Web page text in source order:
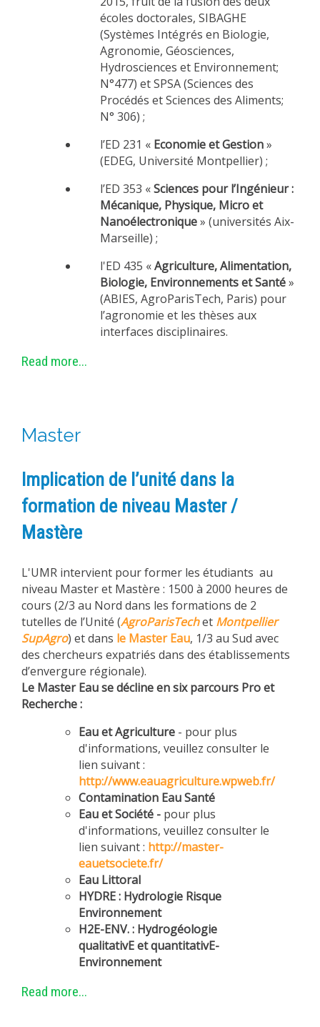
écoles doctorales, SIBAGHE
(Systèmes Intégrés en Biologie,
Agronomie, Géosciences,
Hydrosciences et Environnement;
N°477) et SPSA (Sciences des
Procédés et Sciences des Aliments;
N° 306) ;
l’ED 231 « Economie et Gestion»
(EDEG, Université Montpellier) ;
l’ED 353 «Sciences pour l’Ingénieur :
Mécanique, Physique, Micro et
Nanoélectronique» (universités Aix-
Marseille) ;
l'ED 435 «Agriculture, Alimentation,
Biologie, Environnements et Santé»
(ABIES, AgroParisTech, Paris) pour
l’agronomie et les thèses aux
interfaces disciplinaires.
Read more...
Master
Implication de l’unité dans la
formation de niveau Master /
Mastère
L'UMR intervient pour former les étudiants au
niveau Master et Mastère : 1500 à 2000 heures de
cours (2/3 au Nord dans les formations de 2
tutelles de l’Unité (AgroParisTechet Montpellier
SupAgro) et dans le Master Eau, 1/3 au Sud avec
des chercheurs expatriés dans des établissements
d’envergure régionale).
Le Master Eau se décline en six parcours Pro et
Recherche :
Eau et Agriculture - pour plus
d'informations, veuillez consulter le
lien suivant :
http://www.eauagriculture.wpweb.fr/
Contamination Eau Santé
Eau et Société - pour plus
d'informations, veuillez consulter le
lien suivant : http://master-
eauetsociete.fr/
Eau Littoral
HYDRE : Hydrologie Risque
Environnement
H2E-ENV. : Hydrogéologie
qualitativE et quantitativE-
Environnement
Read more...